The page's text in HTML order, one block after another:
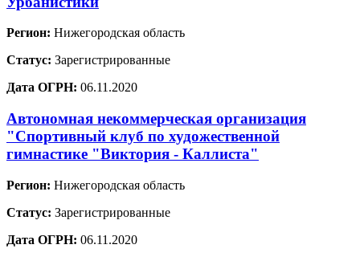
Регион: Нижегородская область
Статус: Зарегистрированные
Дата ОГРН: 06.11.2020
Автономная некоммерческая организация
"Спортивный клуб по художественной
гимнастике "Виктория - Каллиста"
Регион: Нижегородская область
Статус: Зарегистрированные
Дата ОГРН: 06.11.2020